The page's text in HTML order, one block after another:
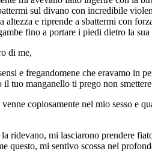
sul divano con incredibile
e riprende a sbattermi con
fino a portare i piedi dietro la sua
di me,
e fregandomene che eravamo in
tuo manganello ti prego non
copiosamente nel mio sesso e
ridevano, mi lasciarono prendere
mi sentivo scossa nel